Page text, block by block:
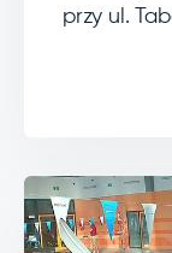
przy ul.